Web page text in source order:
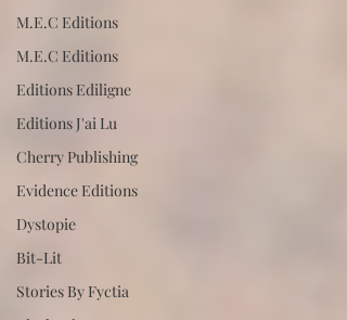
M.E.C Editions
M.E.C Editions
Editions Ediligne
Editions J'ai Lu
Cherry Publishing
Evidence Editions
Dystopie
Bit-Lit
Stories By Fyctia